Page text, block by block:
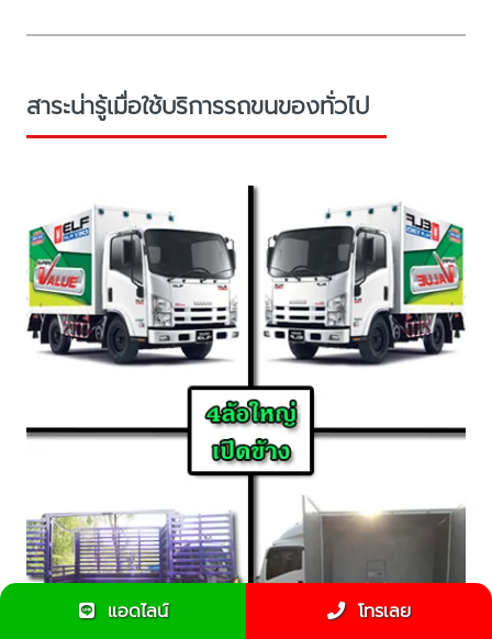
สาระน่ารู้เมื่อใช้บริการรถขนของทั่วไป
แอดไลน์ โทรเลย